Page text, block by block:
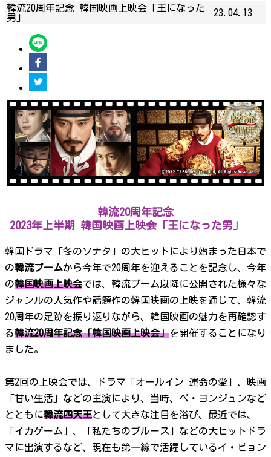
韓流20周年記念 韓国映画上映会「王になった
男」
23.04.13
韓流20周年記念
2023年上半期 韓国映画上映会「王になった男」
韓国ドラマ「冬のソナタ」の大ヒットにより始まった日本で
の韓流ブームから今年で20周年を迎えることを記念し、今年
の韓国映画上映会では、韓流ブーム以降に公開された様々な
ジャンルの人気作や話題作の韓国映画の上映を通じて、韓流
20周年の足跡を振り返りながら、韓国映画の魅力を再確認す
る韓流20周年記念「韓国映画上映会」を開催することになり
ました。
第2回の上映会では、ドラマ「オールイン 運命の愛」、映画
「甘い生活」などの主演により、当時、ペ・ヨンジュンなど
とともに韓流四天王として大きな注目を浴び、最近では、
「イカゲーム」、「私たちのブルース」などの大ヒットドラ
マに出演するなど、現在も第一線で活躍しているイ・ビョン